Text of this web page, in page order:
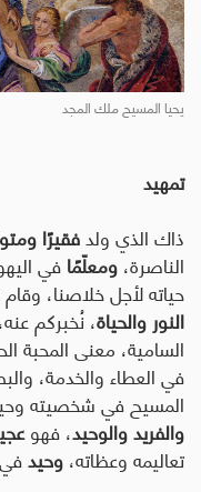
يحيا المسيح ملك المجد
تمهيد
ذاك الذي ولدفقيرًا
الناصرة،ومعلّمًافي
حياته لأجل خلاصنا، وقام
النور والحياة، نُخبركم
السامية، معنى المحبة
في العطاء والخدمة،
المسيح في شخصيته
والفريد والوحيد، فهو
تعاليمه وعظاته،وحيد